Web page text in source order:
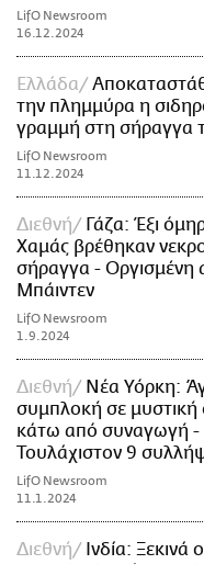
LifO Newsroom
16.12.2024
Ελλάδα
την πλημμύρα η
γραμμή στη σήραγγα
LifO Newsroom
11.12.2024
Διεθνή
Γάζα: Έξι
Χαμάς βρέθηκαν
σήραγγα - Οργισμένη
Μπάιντεν
LifO Newsroom
1.9.2024
Διεθνή
Νέα Υόρκη:
συμπλοκή σε μυστική
κάτω από συναγωγή -
Τουλάχιστον 9
LifO Newsroom
11.1.2024
Διεθνή
Ινδία: Ξεκινά ο